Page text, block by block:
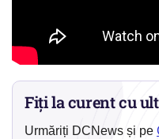
Fiți la curent cu
Urmăriți DCNews și pe